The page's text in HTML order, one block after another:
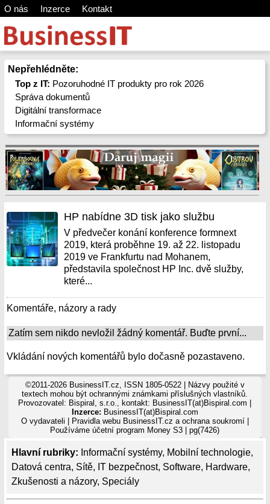
O nás Inzerce Kontakt
Nepřehlédněte:
Top z IT: Pozoruhodné IT produkty pro rok 2026
Správa dokumentů
Digitální transformace
Informační systémy
Hlavní rubriky: Informační systémy, Mobilní technologie,
Datová centra, Sítě, IT bezpečnost, Software, Hardware,
Zkušenosti a názory, Speciály
HP nabídne 3D tisk jako službu
V předvečer konání konference formnext
2019, která proběhne 19. až 22. listopadu
2019 ve Frankfurtu nad Mohanem,
představila společnost HP Inc. dvě služby,
které...
Komentáře, názory a rady
Zatím sem nikdo nevložil žádný komentář. Buďte první...
Vkládání nových komentářů bylo dočasně pozastaveno.
©2011-2026 BusinessIT.cz, ISSN 1805-0522 | Názvy použité v
textech mohou být ochrannými známkami příslušných vlastníků.
Provozovatel: Bispiral, s.r.o., kontakt: BusinessIT(at)Bispiral.com |
Inzerce: BusinessIT(at)Bispiral.com
O vydavateli
Pravidla webu BusinessIT.cz a ochrana soukromí|
Používámeúčetní program Money S3 | pg(7426)